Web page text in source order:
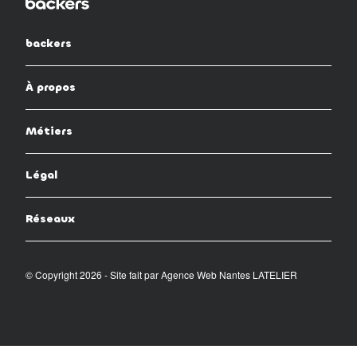
backers
À propos
Métiers
Légal
Réseaux
© Copyright 2026 - Site fait parAgence Web Nantes LATELIER